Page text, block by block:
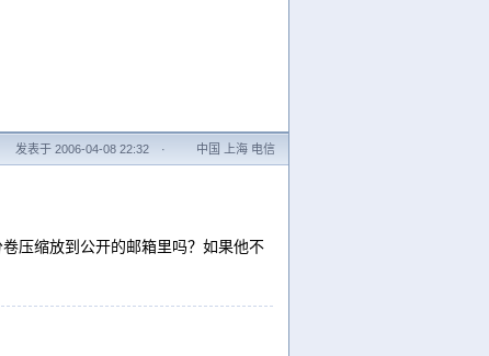
发表于 2006-04-08 22:32 · 中国 上海 电信
压缩放到公开的邮箱里吗？如果他不